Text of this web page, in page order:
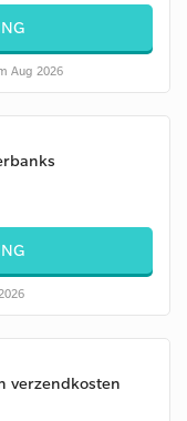
Aug 2026
verzendkosten